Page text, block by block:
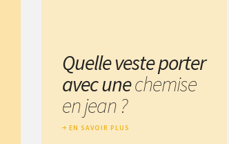
Quelle veste porter
avec unechemise
en jean ?
EN SAVOIR PLUS